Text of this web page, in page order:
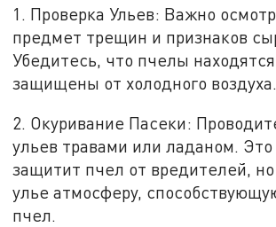
1. Проверка Ульев: Важно
предмет трещин и признаков
Убедитесь, что пчелы
защищены от холодного воздуха.
2. Окуривание Пасеки:
ульев травами или ладаном. Это
защитит пчел от вредителей, но
улье атмосферу,
пчел.